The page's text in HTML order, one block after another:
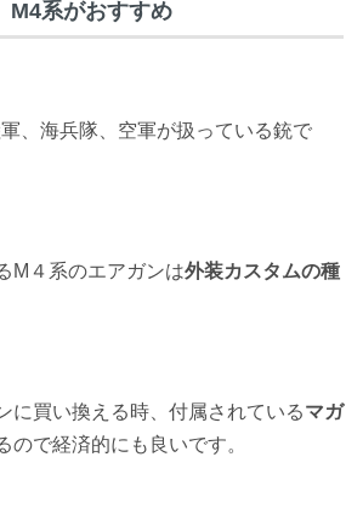
M4系がおすすめ
、海兵隊、空軍が扱っている銃で
M４系のエアガンは外装カスタムの種
に買い換える時、付属されているマガ
ので経済的にも良いです。